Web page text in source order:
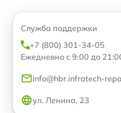
Служба поддержки
+7 (800) 301-34-05
Ежедневно с 9:00 до
info@hbr.infratech-
ул. Ленина, 23